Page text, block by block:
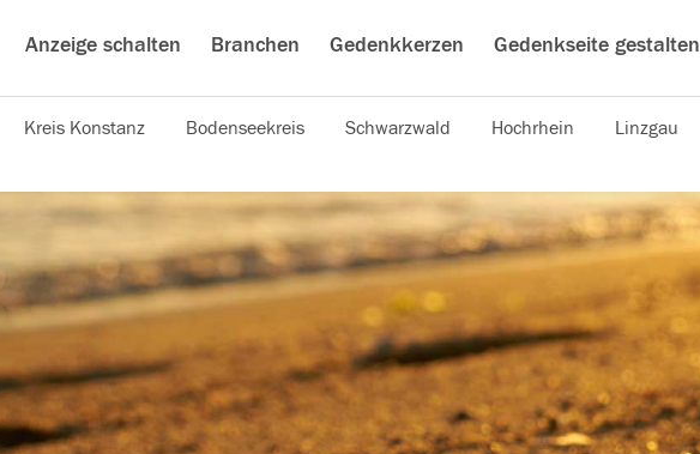
Anzeige schalten Branchen Gedenkkerzen Gedenkseite gestalten
Kreis Konstanz Bodenseekreis Schwarzwald Hochrhein Linzgau